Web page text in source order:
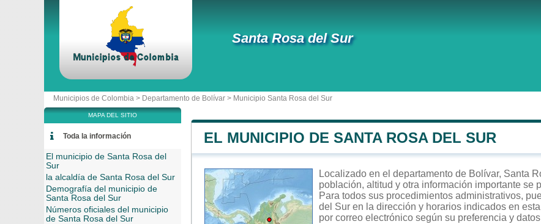
Santa Rosa del Sur
Municipios de Colombia > Departamento de Bolívar > Municipio Santa Rosa del Sur
EL MUNICIPIO DE SANTA ROSA DEL SUR
Localizado en el departamento de Bolívar, Santa
población, altitud y otra información importante se
Para todos sus procedimientos administrativos,
del Sur en la dirección y horarios indicados en
por correo electrónico según su preferencia y
MAPA DEL SITIO
Toda la información
El municipio de Santa Rosa del
Sur
la alcaldía de Santa Rosa del Sur
Demografía del municipio de
Santa Rosa del Sur
Números oficiales del municipio
de Santa Rosa del Sur